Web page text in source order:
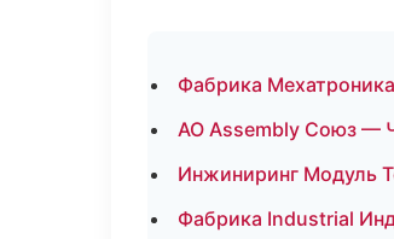
Фабрика
АО Assembly Союз —
Инжиниринг Модуль
Фабрика Industrial